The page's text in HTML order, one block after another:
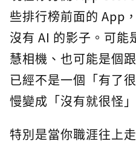
些排行榜前面的 App
沒有 AI 的影子。可能
慧相機、也可能是個
已經不是一個「有了
慢變成「沒有就很怪
特別是當你職涯往上